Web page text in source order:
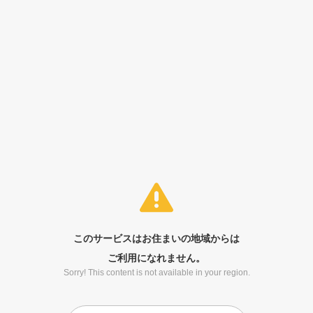
このサービスはお住まいの地域からは
ご利用になれません。
Sorry! This content is not available in your region.